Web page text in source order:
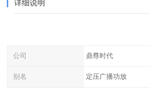
详细说明
公司 鼎尊时代
别名 定压广播功放